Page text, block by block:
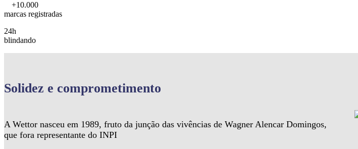
+10.000
marcas registradas
24h
blindando
Solidez e comprometimento
A Wettor nasceu em 1989, fruto da junção das vivências de Wagner Alencar Domingos,
que fora representante do INPI